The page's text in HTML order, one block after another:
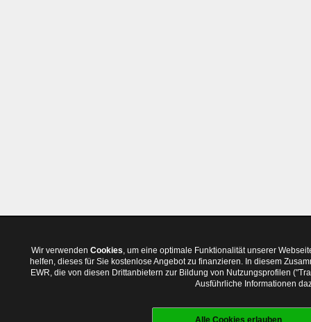
Wir verwenden Cookies, um eine optimale Funktionalität unserer
helfen, dieses für Sie kostenlose Angebot zu finanzieren. In diesem
EWR, die von diesen Drittanbietern zur Bildung von Nutzungsprofilen
Ausführliche Informationen
Alle Cookies erlauben